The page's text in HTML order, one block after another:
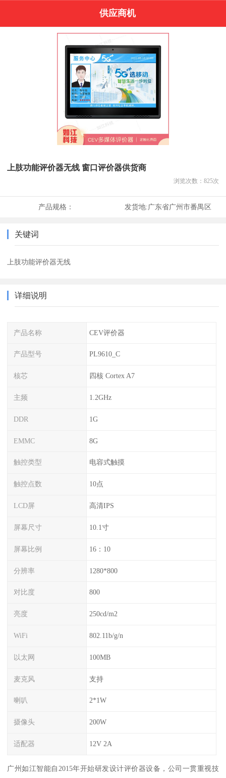
供应商机
上肢功能评价器无线 窗口评价器供货商
浏览次数： 825次
产品规格： 发货地:广东省广州市番禺区
关键词
上肢功能评价器无线
详细说明
产品名称 CEV评价器
产品型号 PL9610_C
核芯 四核 Cortex A7
主频 1.2GHz
DDR 1G
EMMC 8G
触控类型 电容式触摸
触控点数 10点
LCD屏 高清IPS
屏幕尺寸 10.1寸
屏幕比例 16：10
分辨率 1280*800
对比度 800
亮度 250cd/m2
WiFi 802.11b/g/n
以太网 100MB
麦克风 支持
喇叭 2*1W
摄像头 200W
适配器 12V 2A
广州如江智能自2015年开始研发设计评价器设备，公司一贯重视技